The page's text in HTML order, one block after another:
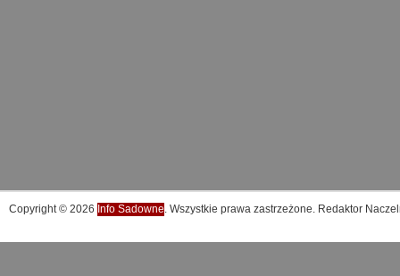
Copyright © 2026 Info Sadowne. Wszystkie prawa zastrzeżone. Redaktor